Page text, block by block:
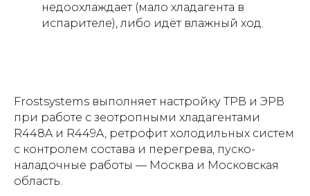
недоохлаждает (мало хладагента в
испарителе), либо идёт влажный ход.
Frostsystems выполняет настройку ТРВ и ЭРВ
при работе с зеотропными хладагентами
R448A и R449A, ретрофит холодильных систем
с контролем состава и перегрева, пуско-
наладочные работы — Москва и Московская
область.